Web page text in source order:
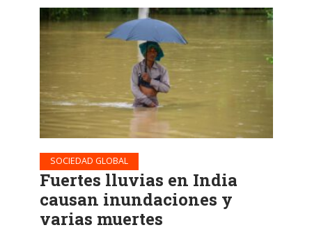
SOCIEDAD GLOBAL
Fuertes lluvias en India
causan inundaciones y
varias muertes